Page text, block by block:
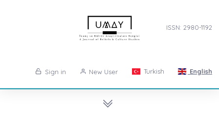
ISSN: 2980-1192
Sign in New User Turkish English